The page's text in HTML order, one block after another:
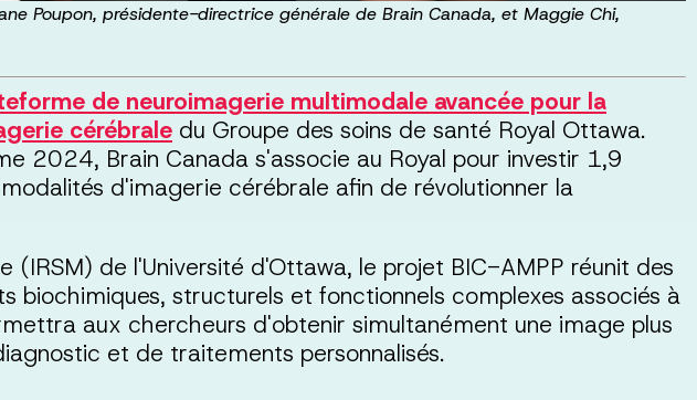
Poupon, présidente-directrice générale de Brain Canada, et Maggie Chi,
de neuroimagerie multimodale avancée pour la
cérébrale du Groupe des soins de santé Royal Ottawa.
2024, Brain Canada s'associe au Royal pour investir 1,9
d'imagerie cérébrale afin de révolutionner la
de l'Université d'Ottawa, le projet BIC-AMPP réunit des
biochimiques, structurels et fonctionnels complexes associés à
aux chercheurs d'obtenir simultanément une image plus
et de traitements personnalisés.